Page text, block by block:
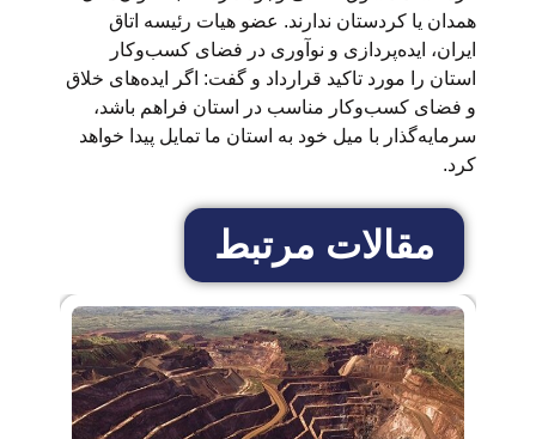
همدان یا کردستان ندارند. عضو هیات رئیسه اتاق
ایران، ایده‌پردازی و نوآوری در فضای کسب‌وکار
استان را مورد تاکید قرارداد و گفت: اگر ایده‌های خلاق
و فضای کسب‌وکار مناسب در استان فراهم باشد،
سرمایه‌گذار با میل خود به استان ما تمایل پیدا خواهد
کرد.
مقالات مرتبط